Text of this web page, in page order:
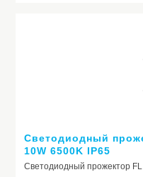
Светодиодный
10W 6500K IP65
Светодиодный прожектор